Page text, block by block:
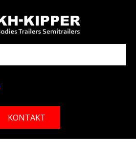
KONTAKT